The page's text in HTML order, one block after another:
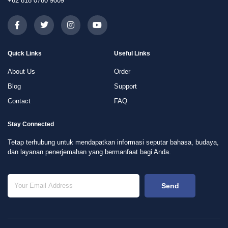
Quick Links
About Us
Blog
Contact
Useful Links
Order
Support
FAQ
Stay Connected
Tetap terhubung untuk mendapatkan informasi seputar bahasa, budaya,
dan layanan penerjemahan yang bermanfaat bagi Anda.
Send